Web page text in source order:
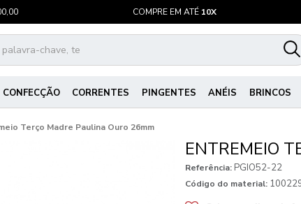
COMPRE EM ATÉ 10X
CONFECÇÃO CORRENTES PINGENTES ANÉIS BRINCOS
Terço Madre Paulina Ouro 26mm
ENTREMEIO
Referência: PGIO52-22
Código do material: